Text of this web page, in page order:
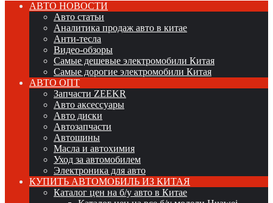
АВТО НОВОСТИ
Авто статьи
Аналитика продаж авто в китае
Анти-тесла
Видео-обзоры
Самые дешевые электромобили Китая
Самые дорогие электромобили Китая
АВТО ОПТ
Запчасти ZEEKR
Авто аксессуары
Авто диски
Автозапчасти
Автошины
Масла и автохимия
Уход за автомобилем
Электроника для авто
КУПИТЬ АВТОМОБИЛЬ ИЗ КИТАЯ
Каталог цен на б/у авто в Китае